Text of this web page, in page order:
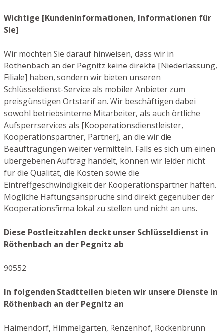
Wichtige [Kundeninformationen, Informationen für
Sie]
Wir möchten Sie darauf hinweisen, dass wir in
Röthenbach an der Pegnitz keine direkte [Niederlassung,
Filiale] haben, sondern wir bieten unseren
Schlüsseldienst-Service als mobiler Anbieter zum
preisgünstigen Ortstarif an. Wir beschäftigen dabei
sowohl betriebsinterne Mitarbeiter, als auch örtliche
Aufsperrservices als [Kooperationsdienstleister,
Kooperationspartner, Partner], an die wir die
Beauftragungen weiter vermitteln. Falls es sich um einen
übergebenen Auftrag handelt, können wir leider nicht
für die Qualität, die Kosten sowie die
Eintreffgeschwindigkeit der Kooperationspartner haften.
Mögliche Haftungsansprüche sind direkt gegenüber der
Kooperationsfirma lokal zu stellen und nicht an uns.
Diese Postleitzahlen deckt unser Schlüsseldienst in
Röthenbach an der Pegnitz ab
90552
In folgenden Stadtteilen bieten wir unsere Dienste in
Röthenbach an der Pegnitz an
Haimendorf, Himmelgarten, Renzenhof, Rockenbrunn